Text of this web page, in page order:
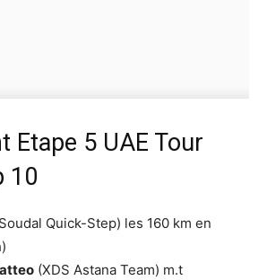
Etape 5 UAE Tour
10
Quick-Step) les 160 km en
(XDS Astana Team) m.t